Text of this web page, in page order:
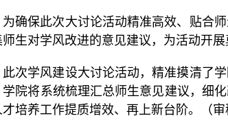
为确保此次大讨论活动精准高效、贴合
师生对学风改进的意见建议，为活动开展
此次学风建设大讨论活动，精准摸清了
学院将系统梳理汇总师生意见建议，细
才培养工作提质增效、再上新台阶。（审